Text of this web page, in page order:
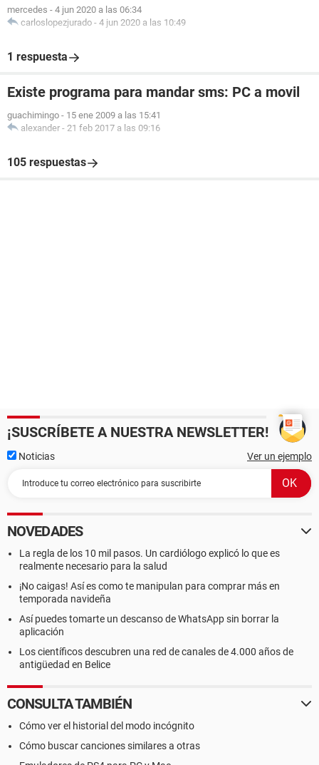
mercedes - 4 jun 2020 a las 06:34
carloslopezjurado - 4 jun 2020 a las 10:49
1 respuesta
Existe programa para mandar sms: PC a movil
guachimingo - 15 ene 2009 a las 15:41
alexander - 21 feb 2017 a las 09:16
105 respuestas
¡SUSCRÍBETE A NUESTRA NEWSLETTER!
Noticias Ver un ejemplo
NOVEDADES
La regla de los 10 mil pasos. Un cardiólogo explicó lo que es
realmente necesario para la salud
¡No caigas! Así es como te manipulan para comprar más en
temporada navideña
Así puedes tomarte un descanso de WhatsApp sin borrar la
aplicación
Los científicos descubren una red de canales de 4.000 años de
antigüedad en Belice
CONSULTA TAMBIÉN
Cómo ver el historial del modo incógnito
Cómo buscar canciones similares a otras